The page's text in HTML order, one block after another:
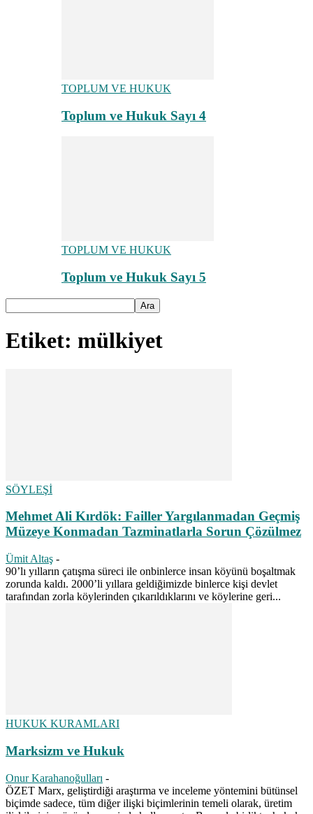
TOPLUM VE HUKUK
Toplum ve Hukuk Sayı 4
TOPLUM VE HUKUK
Toplum ve Hukuk Sayı 5
Etiket: mülkiyet
SÖYLEŞİ
Mehmet Ali Kırdök: Failler Yargılanmadan Geçmiş
Müzeye Konmadan Tazminatlarla Sorun Çözülmez
Ümit Altaş -
90’lı yılların çatışma süreci ile onbinlerce insan köyünü boşaltmak
zorunda kaldı. 2000’li yıllara geldiğimizde binlerce kişi devlet
tarafından zorla köylerinden çıkarıldıklarını ve köylerine geri...
HUKUK KURAMLARI
Marksizm ve Hukuk
Onur Karahanoğulları -
ÖZET Marx, geliştirdiği araştırma ve inceleme yöntemini bütünsel
biçimde sadece, tüm diğer ilişki biçimlerinin temeli olarak, üretim